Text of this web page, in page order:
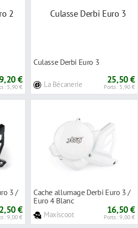
€
: 5,90 €
Culasse Derbi Euro 3
La Bécanerie 25,50 €
Ports : 5,90 €
3 /
€
: 9,00 €
Cache allumage Derbi Euro 3 /
Euro 4 Blanc
Maxiscoot 16,50 €
Ports : 9,00 €